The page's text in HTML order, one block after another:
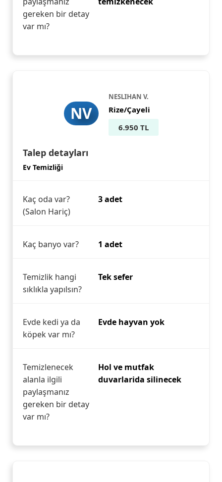
gereken bir detay
var mı?
NV
NESLIHAN V.
Rize/Çayeli
6.950 TL
Talep detayları
Ev Temizliği
Kaç oda var?
(Salon Hariç)
3 adet
Kaç banyo var? 1 adet
Temizlik hangi
sıklıkla yapılsın?
Tek sefer
Evde kedi ya da
köpek var mı?
Evde hayvan yok
Temizlenecek
alanla ilgili
paylaşmanız
gereken bir detay
var mı?
Hol ve mutfak
duvarlarida silinecek